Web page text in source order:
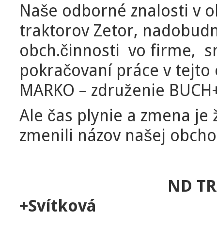
Naše odborné znalosti v
traktorov Zetor,
obch.činnosti vo firme,
pokračovaní práce v
MARKO – združenie
Ale čas plynie a zmena je
zmenili názov našej
ND
+Svítková